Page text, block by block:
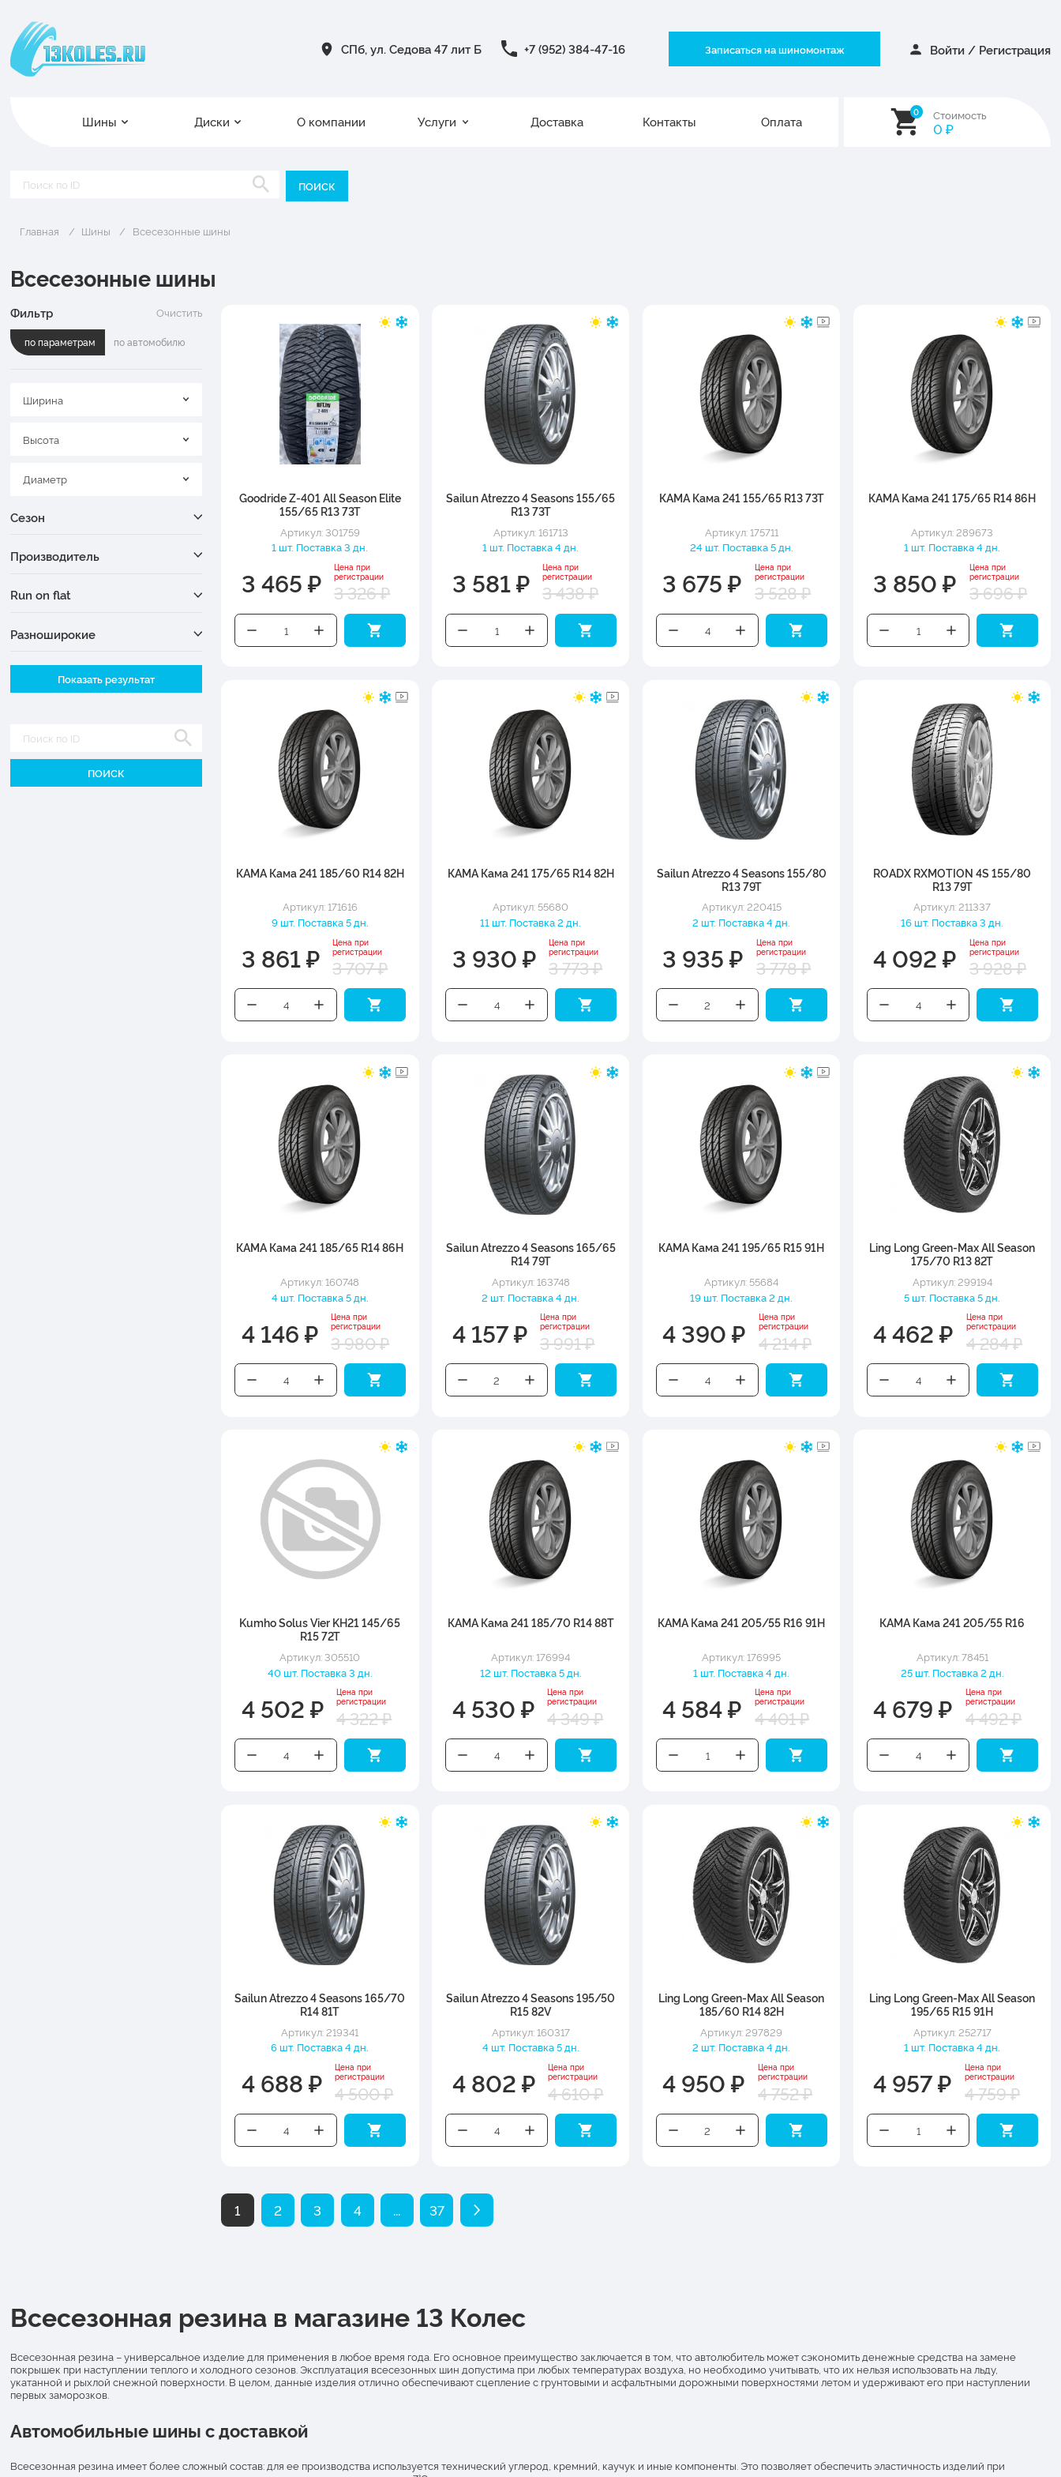
СПб, ул. Седова 47 лит Б +7 (952) 384-47-16 Записаться на шиномонтаж Войти / Регистрация
Шины Диски О компании Услуги Доставка Контакты Оплата
0 Стоимость
0 ₽
Главная Шины Всесезонные шины
Всесезонные шины
Фильтр Очистить
по параметрам по автомобилю
Ширина
Высота
Диаметр
Сезон
Производитель
Run on flat
Разноширокие
Ширина
Диаметр
Показать результат
Goodride Z-401 All Season Elite
155/65 R13 73T
Артикул: 301759
1 шт. Поставка 3 дн.
3 465 ₽
Цена при
регистрации
3 326 ₽
Sailun Atrezzo 4 Seasons 155/65
R13 73T
Артикул: 161713
1 шт. Поставка 4 дн.
3 581 ₽
Цена при
регистрации
3 438 ₽
КАМА Кама 241 155/65 R13 73T
Артикул: 175711
24 шт. Поставка 5 дн.
3 675 ₽
Цена при
регистрации
3 528 ₽
КАМА Кама 241 175/65 R14 86H
Артикул: 289673
1 шт. Поставка 4 дн.
3 850 ₽
Цена при
регистрации
3 696 ₽
КАМА Кама 241 185/60 R14 82H
Артикул: 171616
9 шт. Поставка 5 дн.
3 861 ₽
Цена при
регистрации
3 707 ₽
КАМА Кама 241 175/65 R14 82H
Артикул: 55680
11 шт. Поставка 2 дн.
3 930 ₽
Цена при
регистрации
3 773 ₽
Sailun Atrezzo 4 Seasons 155/80
R13 79T
Артикул: 220415
2 шт. Поставка 4 дн.
3 935 ₽
Цена при
регистрации
3 778 ₽
ROADX RXMOTION 4S 155/80
R13 79T
Артикул: 211337
16 шт. Поставка 3 дн.
4 092 ₽
Цена при
регистрации
3 928 ₽
КАМА Кама 241 185/65 R14 86H
Артикул: 160748
4 шт. Поставка 5 дн.
4 146 ₽
Цена при
регистрации
3 980 ₽
Sailun Atrezzo 4 Seasons 165/65
R14 79T
Артикул: 163748
2 шт. Поставка 4 дн.
4 157 ₽
Цена при
регистрации
3 991 ₽
КАМА Кама 241 195/65 R15 91H
Артикул: 55684
19 шт. Поставка 2 дн.
4 390 ₽
Цена при
регистрации
4 214 ₽
Ling Long Green-Max All Season
175/70 R13 82T
Артикул: 299194
5 шт. Поставка 5 дн.
4 462 ₽
Цена при
регистрации
4 284 ₽
Kumho Solus Vier KH21 145/65
R15 72T
Артикул: 305510
40 шт. Поставка 3 дн.
4 502 ₽
Цена при
регистрации
4 322 ₽
КАМА Кама 241 185/70 R14 88T
Артикул: 176994
12 шт. Поставка 5 дн.
4 530 ₽
Цена при
регистрации
4 349 ₽
КАМА Кама 241 205/55 R16 91H
Артикул: 176995
1 шт. Поставка 4 дн.
4 584 ₽
Цена при
регистрации
4 401 ₽
КАМА Кама 241 205/55 R16
Артикул: 78451
25 шт. Поставка 2 дн.
4 679 ₽
Цена при
регистрации
4 492 ₽
Sailun Atrezzo 4 Seasons 165/70
R14 81T
Артикул: 219341
6 шт. Поставка 4 дн.
4 688 ₽
Цена при
регистрации
4 500 ₽
Sailun Atrezzo 4 Seasons 195/50
R15 82V
Артикул: 160317
4 шт. Поставка 5 дн.
4 802 ₽
Цена при
регистрации
4 610 ₽
Ling Long Green-Max All Season
185/60 R14 82H
Артикул: 297829
2 шт. Поставка 4 дн.
4 950 ₽
Цена при
регистрации
4 752 ₽
Ling Long Green-Max All Season
195/65 R15 91H
Артикул: 252717
1 шт. Поставка 4 дн.
4 957 ₽
Цена при
регистрации
4 759 ₽
1 2 3 4 ... 37
Всесезонная резина в магазине 13 Колес
Всесезонная резина – универсальное изделие для применения в любое время года. Его основное преимущество заключается в том, что автолюбитель может сэкономить денежные средства на замене
покрышек при наступлении теплого и холодного сезонов. Эксплуатация всесезонных шин допустима при любых температурах воздуха, но необходимо учитывать, что их нельзя использовать на льду,
укатанной и рыхлой снежной поверхности. В целом, данные изделия отлично обеспечивают сцепление с грунтовыми и асфальтными дорожными поверхностями летом и удерживают его при наступлении
первых заморозков.
Автомобильные шины с доставкой
Всесезонная резина имеет более сложный состав: для ее производства используется технический углерод, кремний, каучук и иные компоненты. Это позволяет обеспечить эластичность изделий при